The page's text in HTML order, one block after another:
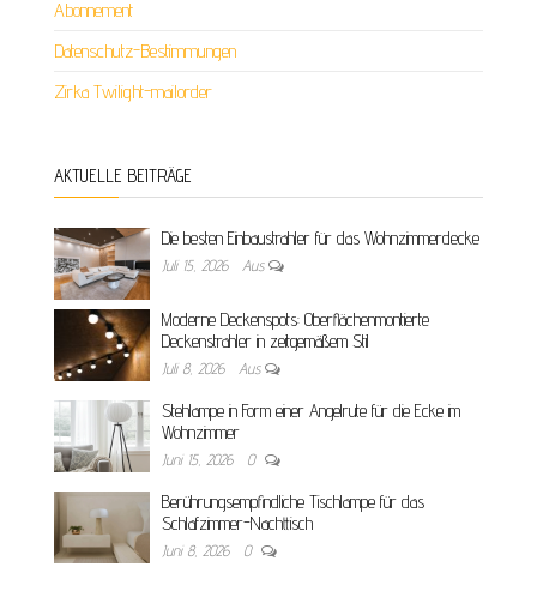
Abonnement
Datenschutz-Bestimmungen
Zirka Twilight-mailorder
AKTUELLE BEITRÄGE
Die besten Einbaustrahler für das Wohnzimmerdecke
Juli 15, 2026 Aus
Moderne Deckenspots: Oberflächenmontierte
Deckenstrahler in zeitgemäßem Stil
Juli 8, 2026 Aus
Stehlampe in Form einer Angelrute für die Ecke im
Wohnzimmer
Juni 15, 2026 0
Berührungsempfindliche Tischlampe für das
Schlafzimmer-Nachttisch
Juni 8, 2026 0